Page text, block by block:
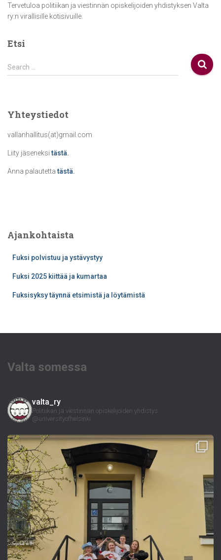
Tervetuloa politiikan ja viestinnän opiskelijoiden yhdistyksen Valta
ry:n virallisille kotisivuille.
Etsi
S
e
h
o
r
Search …
Yhteystiedot
vallanhallitus(at)gmail.com
Liity jäseneksitästä.
Anna palautettatästä.
Ajankohtaista
Fuksi polvistuu ja ystävystyy
Fuksi 2025 kiittää ja kumartaa
Fuksisyksy täynnä etsimistä ja löytämistä
Valta somessa
valta_ry
Politiikan ja viestinnän opiskelijoiden yhdistys
@universityofhelsinki